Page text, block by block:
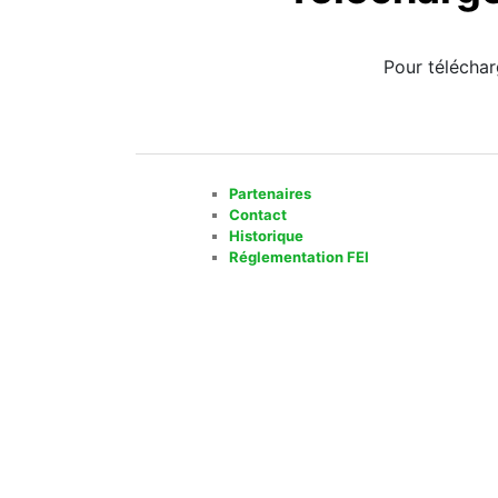
Pour
Partenaires
Contact
Historique
Réglementation FEI